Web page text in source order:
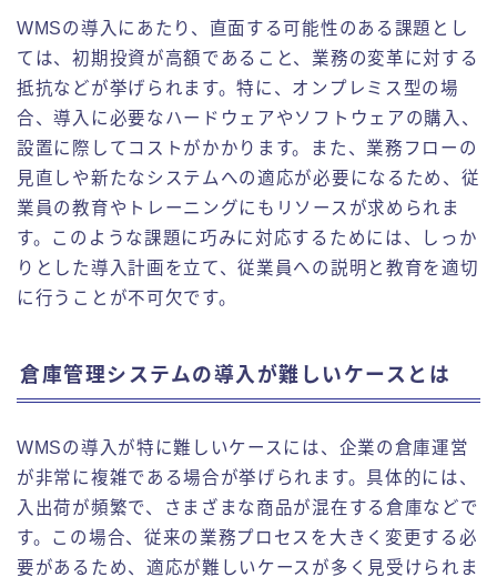
WMSの導入にあたり、直面する可能性のある課題とし
ては、初期投資が高額であること、業務の変革に対する
抵抗などが挙げられます。特に、オンプレミス型の場
合、導入に必要なハードウェアやソフトウェアの購入、
設置に際してコストがかかります。また、業務フローの
見直しや新たなシステムへの適応が必要になるため、従
業員の教育やトレーニングにもリソースが求められま
す。このような課題に巧みに対応するためには、しっか
りとした導入計画を立て、従業員への説明と教育を適切
に行うことが不可欠です。
倉庫管理システムの導入が難しいケースとは
WMSの導入が特に難しいケースには、企業の倉庫運営
が非常に複雑である場合が挙げられます。具体的には、
入出荷が頻繁で、さまざまな商品が混在する倉庫などで
す。この場合、従来の業務プロセスを大きく変更する必
要があるため、適応が難しいケースが多く見受けられま